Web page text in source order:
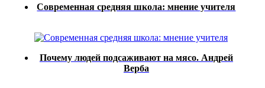
Современная средняя школа: мнение учителя
Почему людей подсаживают на мясо. Андрей
Верба